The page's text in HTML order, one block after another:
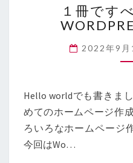
１冊です
2022年9月
Hello worldでも書きま
めてのホームページ作
ろいろなホームページ
今回はWo…